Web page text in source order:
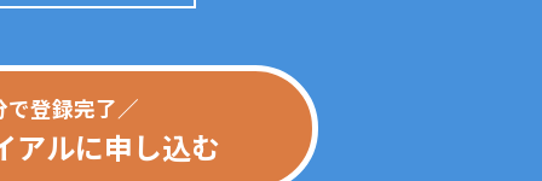
で登録完了／
アルに申し込む